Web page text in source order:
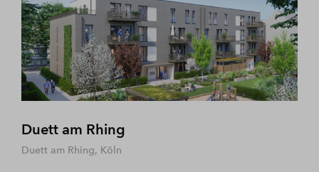
Duett am Rhing
Duett am Rhing, Köln